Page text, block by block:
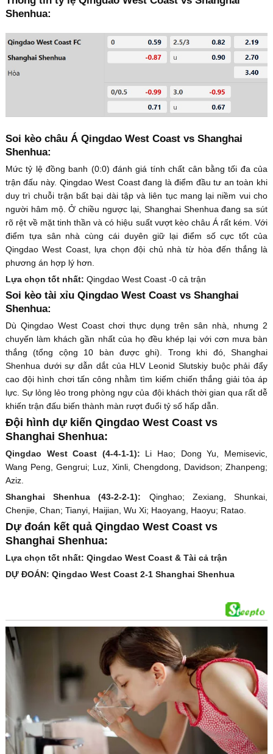
Shenhua:
Soi kèo châu Á Qingdao West Coast vs Shanghai
Shenhua:
Mức tỷ lệ đồng banh (0:0) đánh giá tính chất cân bằng tối đa của
trận đấu này. Qingdao West Coast đang là điểm đầu tư an toàn khi
duy trì chuỗi trận bất bại dài tập và liên tục mang lại niềm vui cho
người hâm mộ. Ở chiều ngược lại, Shanghai Shenhua đang sa sút
rõ rệt về mặt tinh thần và có hiệu suất vượt kèo châu Á rất kém. Với
điểm tựa sân nhà cùng cái duyên giữ lại điểm số cực tốt của
Qingdao West Coast, lựa chọn đội chủ nhà từ hòa đến thắng là
phương án hợp lý hơn.
Lựa chọn tốt nhất: Qingdao West Coast -0 cả trận
Soi kèo tài xỉu Qingdao West Coast vs Shanghai
Shenhua:
Dù Qingdao West Coast chơi thực dụng trên sân nhà, nhưng 2
chuyến làm khách gần nhất của họ đều khép lại với cơn mưa bàn
thắng (tổng cộng 10 bàn được ghi). Trong khi đó, Shanghai
Shenhua dưới sự dẫn dắt của HLV Leonid Slutskiy buộc phải đẩy
cao đội hình chơi tấn công nhằm tìm kiếm chiến thắng giải tỏa áp
lực. Sự lỏng lẻo trong phòng ngự của đội khách thời gian qua rất dễ
khiến trận đấu biến thành màn rượt đuổi tỷ số hấp dẫn.
Đội hình dự kiến Qingdao West Coast vs
Shanghai Shenhua:
Qingdao West Coast (4-4-1-1): Li Hao; Dong Yu, Memisevic,
Wang Peng, Gengrui; Luz, Xinli, Chengdong, Davidson; Zhanpeng;
Aziz.
Shanghai Shenhua (43-2-2-1): Qinghao; Zexiang, Shunkai,
Chenjie, Chan; Tianyi, Haijian, Wu Xi; Haoyang, Haoyu; Ratao.
Dự đoán kết quả Qingdao West Coast vs
Shanghai Shenhua:
Lựa chọn tốt nhất: Qingdao West Coast & Tài cả trận
DỰ ĐOÁN: Qingdao West Coast 2-1 Shanghai Shenhua